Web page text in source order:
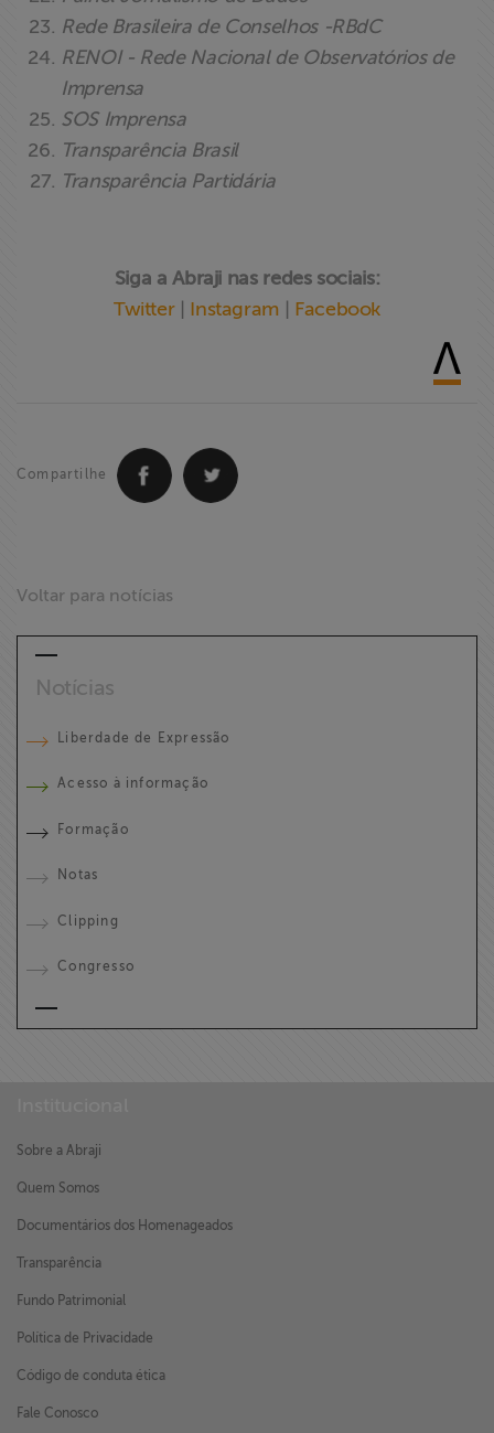
Rede Brasileira de Conselhos -RBdC
RENOI - Rede Nacional de Observatórios de
Imprensa
SOS Imprensa
Transparência Brasil
Transparência Partidária
Siga a Abraji nas redes sociais:
Twitter| Instagram Facebook
Compartilhe
Voltar para notícias
Notícias
Liberdade de Expressão
Acesso à informação
Formação
Notas
Clipping
Congresso
Sobre a Abraji
Quem Somos
Documentários dos Homenageados
Transparência
Fundo Patrimonial
Política de Privacidade
Código de conduta ética
Fale Conosco